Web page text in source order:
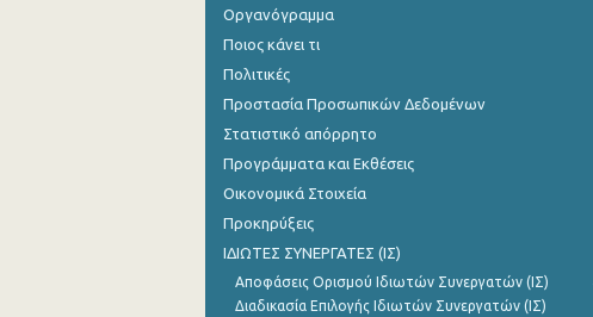
Οργανόγραμμα
Ποιος κάνει τι
Πολιτικές
Προστασία Προσωπικών Δεδομένων
Στατιστικό απόρρητο
Προγράμματα και Εκθέσεις
Οικονομικά Στοιχεία
Προκηρύξεις
ΙΔΙΩΤΕΣ ΣΥΝΕΡΓΑΤΕΣ (ΙΣ)
Αποφάσεις Ορισμού Ιδιωτών Συνεργατών (ΙΣ)
Διαδικασία Επιλογής Ιδιωτών Συνεργατών (ΙΣ)